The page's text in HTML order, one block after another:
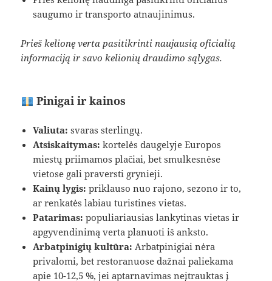
saugumo ir transporto atnaujinimus.
Prieš kelionę verta pasitikrinti naujausią oficialią
informaciją ir savo kelionių draudimo sąlygas.
Pinigai ir kainos
Valiuta: svaras sterlingų.
Atsiskaitymas: kortelės daugelyje Europos
miestų priimamos plačiai, bet smulkesnėse
vietose gali praversti grynieji.
Kainų lygis: priklauso nuo rajono, sezono ir to,
ar renkatės labiau turistines vietas.
Patarimas: populiariausias lankytinas vietas ir
apgyvendinimą verta planuoti iš anksto.
Arbatpinigių kultūra: Arbatpinigiai nėra
privalomi, bet restoranuose dažnai paliekama
apie 10-12,5 %, jei aptarnavimas neįtrauktas į